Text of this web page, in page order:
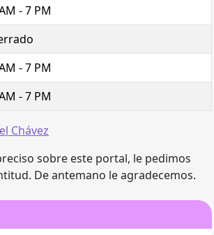
- 7 PM
- 7 PM
- 7 PM
Chávez
sobre este portal, le pedimos
De antemano le agradecemos.